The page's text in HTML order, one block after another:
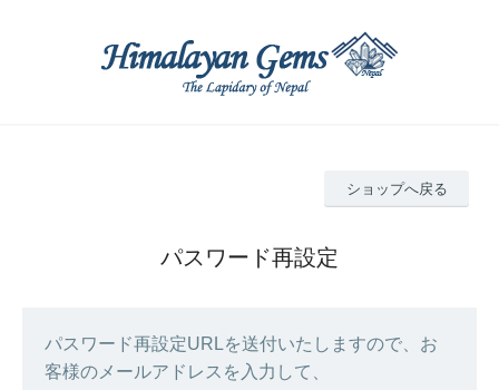
ショップへ戻る
パスワード再設定
パスワード再設定URLを送付いたしますので、お
客様のメールアドレスを入力して、